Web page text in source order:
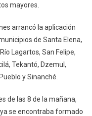
mayores.
arrancó la aplicación
de Santa Elena,
Lagartos, San Felipe,
Tekantó, Dzemul,
y Sinanché.
de las 8 de la mañana,
se encontraba formado